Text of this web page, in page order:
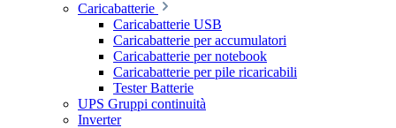
Caricabatterie
Caricabatterie USB
Caricabatterie per accumulatori
Caricabatterie per notebook
Caricabatterie per pile ricaricabili
Tester Batterie
UPS Gruppi continuità
Inverter